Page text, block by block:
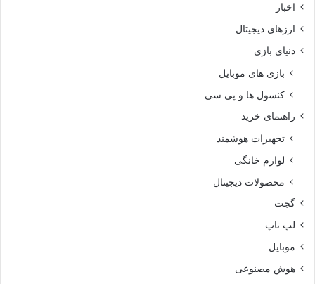
اخبار
ارزهای دیجیتال
دنیای بازی
بازی های موبایل
کنسول ها و پی سی
راهنمای خرید
تجهیزات هوشمند
لوازم خانگی
محصولات دیجیتال
گجت
لپ تاپ
موبایل
هوش مصنوعی